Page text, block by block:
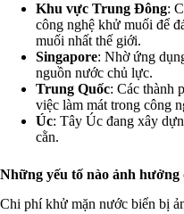
Khu vực Trung Đông:
công nghệ khử muối để
muối nhất thế giới.
Singapore: Nhờ ứng
nguồn nước chủ lực.
Trung Quốc: Các thành
việc làm mát trong công
Úc: Tây Úc đang xây
cằn.
Những yếu tố nào ảnh
Chi phí khử mặn nước biển bị